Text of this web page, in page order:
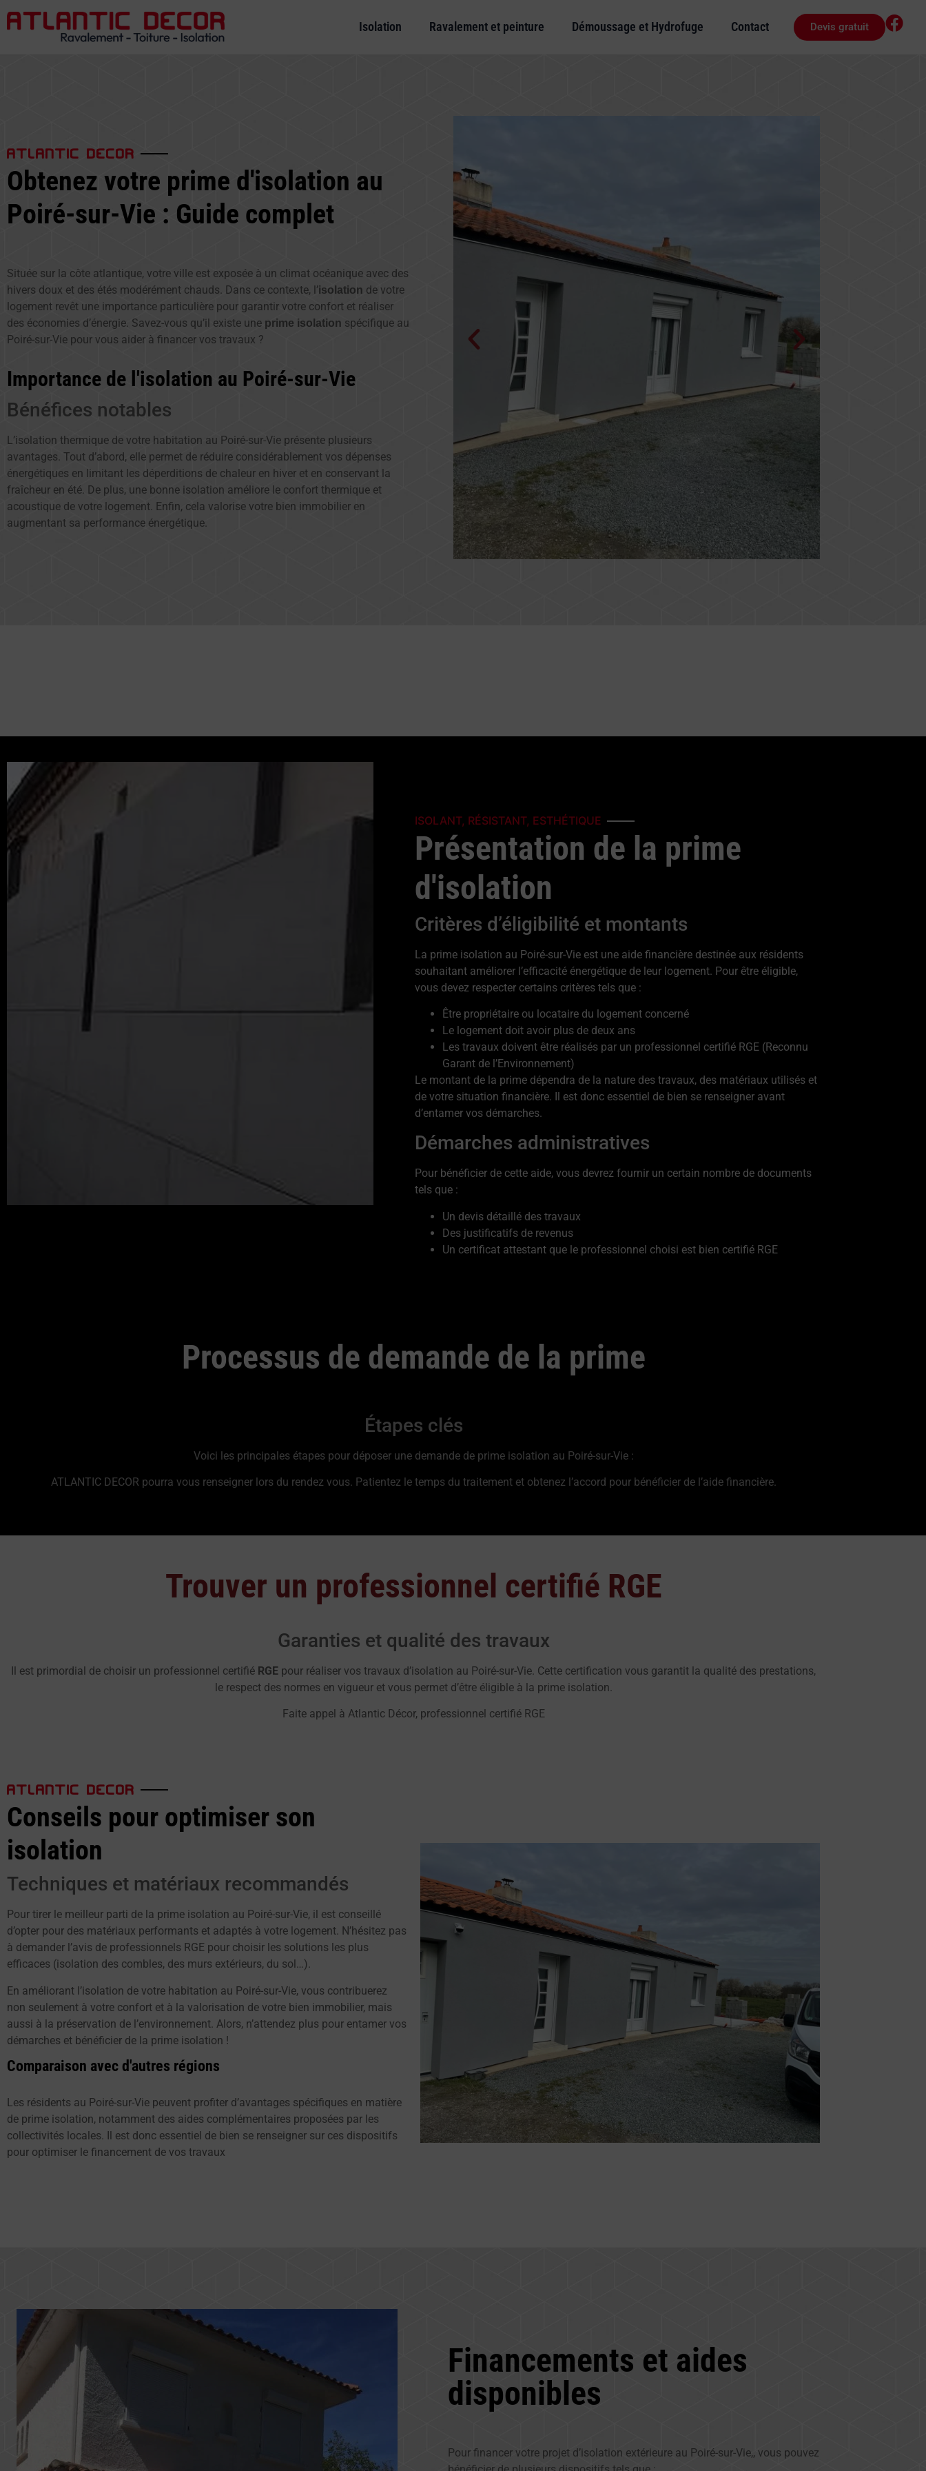
Isolation Ravalement et peinture Démoussage et Hydrofuge Contact Devis gratuit
ATLANTIC DECOR
Obtenez votre prime d'isolation au
Poiré-sur-Vie : Guide complet
Située sur la côte atlantique, votre ville est exposée à un climat océanique avec des
hivers doux et des étés modérément chauds. Dans ce contexte, l’isolation de votre
logement revêt une importance particulière pour garantir votre confort et réaliser
des économies d’énergie. Savez-vous qu’il existe une prime isolation spécifique au
Poiré-sur-Vie pour vous aider à financer vos travaux ?
Importance de l'isolation au Poiré-sur-Vie
Bénéfices notables
L’isolation thermique de votre habitation au Poiré-sur-Vie présente plusieurs
avantages. Tout d’abord, elle permet de réduire considérablement vos dépenses
énergétiques en limitant les déperditions de chaleur en hiver et en conservant la
fraîcheur en été. De plus, une bonne isolation améliore le confort thermique et
acoustique de votre logement. Enfin, cela valorise votre bien immobilier en
augmentant sa performance énergétique.
ISOLANT, RÉSISTANT, ESTHÉTIQUE
Présentation de la prime
d'isolation
Critères d’éligibilité et montants
La prime isolation au Poiré-sur-Vie est une aide financière destinée aux résidents
souhaitant améliorer l’efficacité énergétique de leur logement. Pour être éligible,
vous devez respecter certains critères tels que :
Être propriétaire ou locataire du logement concerné
Le logement doit avoir plus de deux ans
Les travaux doivent être réalisés par un professionnel certifié RGE (Reconnu
Garant de l’Environnement)
Le montant de la prime dépendra de la nature des travaux, des matériaux utilisés et
de votre situation financière. Il est donc essentiel de bien se renseigner avant
d’entamer vos démarches.
Démarches administratives
Pour bénéficier de cette aide, vous devrez fournir un certain nombre de documents
tels que :
Un devis détaillé des travaux
Des justificatifs de revenus
Un certificat attestant que le professionnel choisi est bien certifié RGE
Processus de demande de la prime
Étapes clés
Voici les principales étapes pour déposer une demande de prime isolation au Poiré-sur-Vie :
ATLANTIC DECOR pourra vous renseigner lors du rendez vous. Patientez le temps du traitement et obtenez l’accord pour bénéficier de l’aide financière.
Trouver un professionnel certifié RGE
Garanties et qualité des travaux
Il est primordial de choisir un professionnel certifié RGE pour réaliser vos travaux d’isolation au Poiré-sur-Vie. Cette certification vous garantit la qualité des prestations,
le respect des normes en vigueur et vous permet d’être éligible à la prime isolation.
Faite appel à Atlantic Décor, professionnel certifié RGE
ATLANTIC DECOR
Conseils pour optimiser son
isolation
Techniques et matériaux recommandés
Pour tirer le meilleur parti de la prime isolation au Poiré-sur-Vie, il est conseillé
d’opter pour des matériaux performants et adaptés à votre logement. N’hésitez pas
à demander l’avis de professionnels RGE pour choisir les solutions les plus
efficaces (isolation des combles, des murs extérieurs, du sol…).
En améliorant l’isolation de votre habitation au Poiré-sur-Vie, vous contribuerez
non seulement à votre confort et à la valorisation de votre bien immobilier, mais
aussi à la préservation de l’environnement. Alors, n’attendez plus pour entamer vos
démarches et bénéficier de la prime isolation !
Comparaison avec d'autres régions
Les résidents au Poiré-sur-Vie peuvent profiter d’avantages spécifiques en matière
de prime isolation, notamment des aides complémentaires proposées par les
collectivités locales. Il est donc essentiel de bien se renseigner sur ces dispositifs
pour optimiser le financement de vos travaux
Financements et aides
disponibles
Pour financer votre projet d’isolation extérieure au Poiré-sur-Vie,, vous pouvez